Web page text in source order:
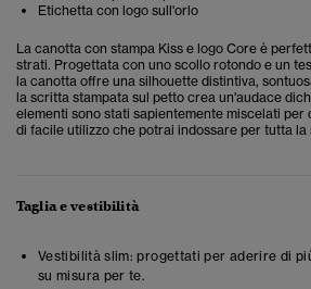
Etichetta con logo sull'orlo
La canotta con stampa Kiss e logo Core è
strati. Progettata con uno scollo rotondo e un
la canotta offre una silhouette distintiva,
la scritta stampata sul petto crea un'audace
elementi sono stati sapientemente miscelati
di facile utilizzo che potrai indossare per tutta la
Taglia e vestibilità
Vestibilità slim: progettati per aderire di
su misura per te.